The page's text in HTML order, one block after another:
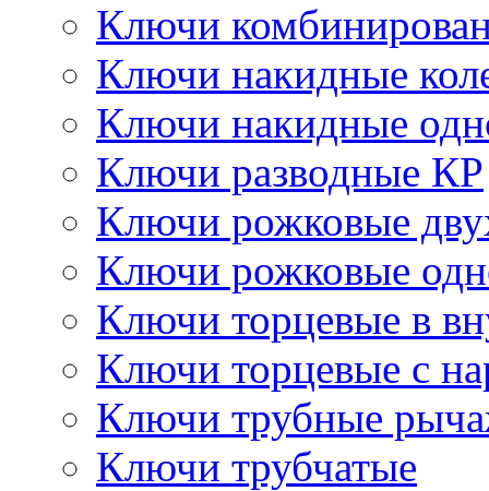
Ключи
Ключи накидные
Ключи накидные
Ключи разводные КР
Ключи рожковые
Ключи рожковые
Ключи торцевые в
Ключи торцевые с
Ключи трубные
Ключи трубчатые